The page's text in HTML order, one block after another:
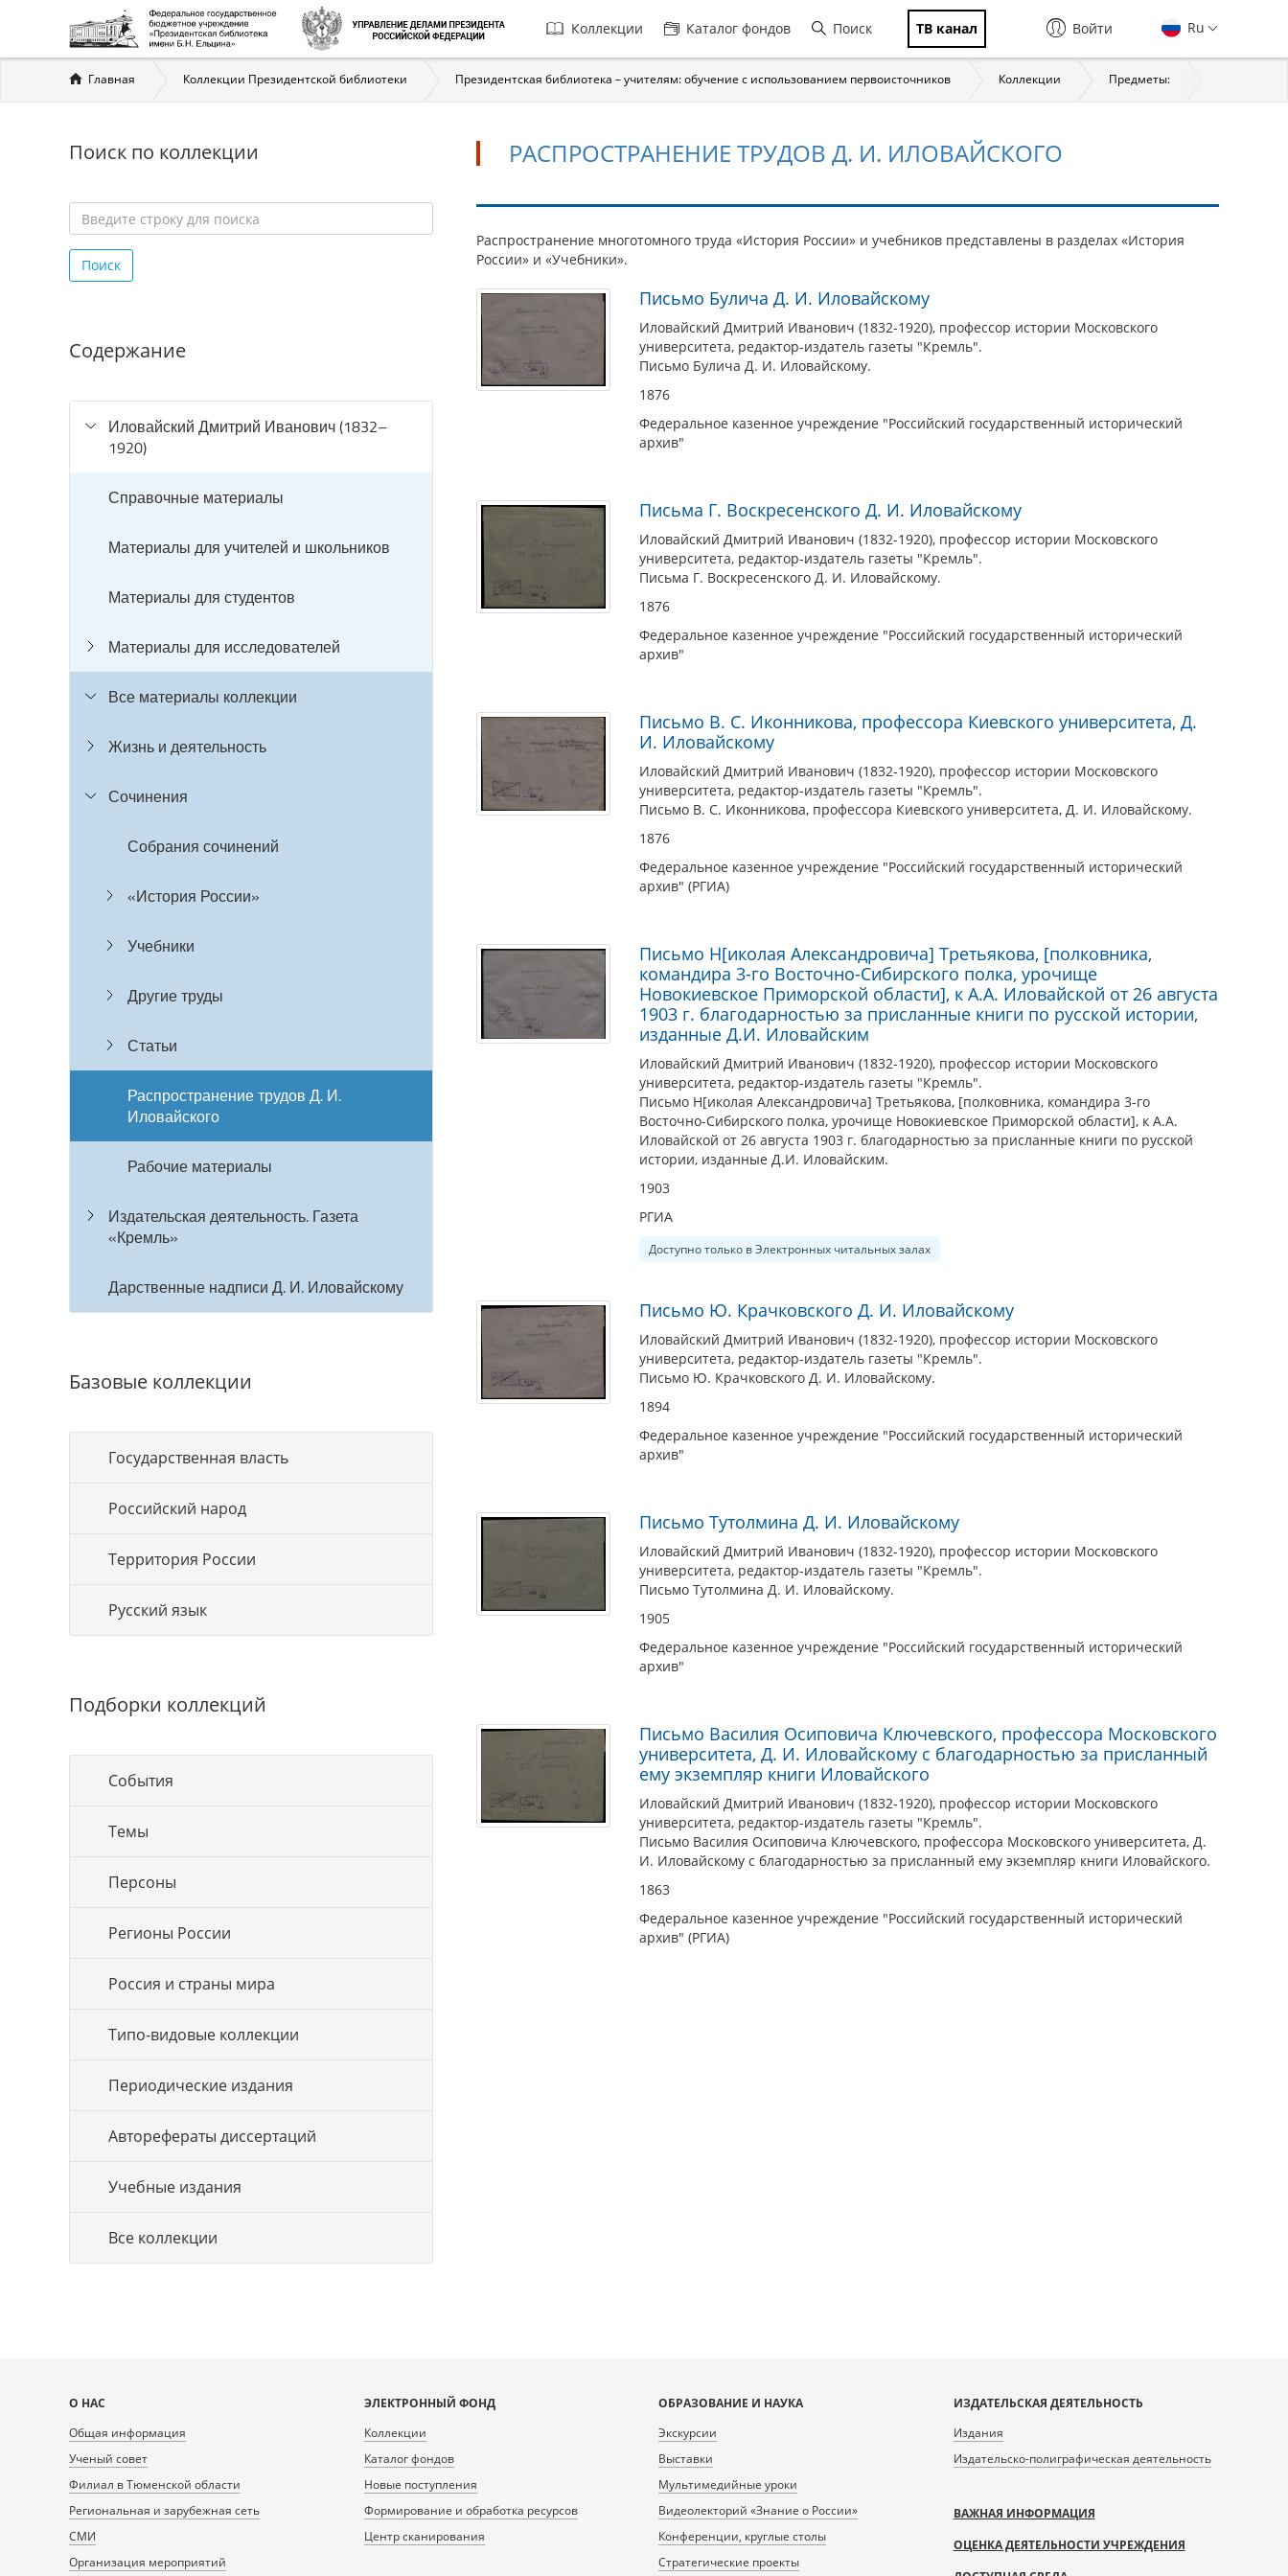
Главная
навигация
Коллекции Каталог фондов Поиск ТВ канал Ru
Войти
Вы
здесь
Главная Коллекции Президентской библиотеки Президентская библиотека – учителям: обучение с использованием первоисточников Коллекции Предметы:
Поиск по коллекции
строку
для
Поиск
Содержание
Иловайский Дмитрий Иванович (1832–
1920)
Справочные материалы
Материалы для учителей и школьников
Материалы для студентов
Материалы для исследователей
Все материалы коллекции
Жизнь и деятельность
Сочинения
Собрания сочинений
«История России»
Учебники
Другие труды
Статьи
Распространение трудов Д. И.
Иловайского
Рабочие материалы
Издательская деятельность. Газета
«Кремль»
Дарственные надписи Д. И. Иловайскому
Базовые коллекции
Государственная власть
Российский народ
Территория России
Русский язык
Подборки коллекций
События
Темы
Персоны
Регионы России
Россия и страны мира
Типо-видовые коллекции
Периодические издания
Авторефераты диссертаций
Учебные издания
Все коллекции
РАСПРОСТРАНЕНИЕ ТРУДОВ Д. И. ИЛОВАЙСКОГО
Распространение
трудов
Д.
И.
Иловайского
Распространение многотомного труда «История России» и учебников представлены в разделах «История
России» и «Учебники».
Письмо Булича Д. И. Иловайскому
Иловайский Дмитрий Иванович (1832-1920), профессор истории Московского
университета, редактор-издатель газеты "Кремль".
Письмо Булича Д. И. Иловайскому.
1876
Федеральное казенное учреждение "Российский государственный исторический
архив"
Письма Г. Воскресенского Д. И. Иловайскому
Иловайский Дмитрий Иванович (1832-1920), профессор истории Московского
университета, редактор-издатель газеты "Кремль".
Письма Г. Воскресенского Д. И. Иловайскому.
1876
Федеральное казенное учреждение "Российский государственный исторический
архив"
Письмо В. С. Иконникова, профессора Киевского университета, Д.
И. Иловайскому
Иловайский Дмитрий Иванович (1832-1920), профессор истории Московского
университета, редактор-издатель газеты "Кремль".
Письмо В. С. Иконникова, профессора Киевского университета, Д. И. Иловайскому.
1876
Федеральное казенное учреждение "Российский государственный исторический
архив" (РГИА)
Письмо Н[иколая Александровича] Третьякова, [полковника,
командира 3-го Восточно-Cибирского полка, урочище
Новокиевское Приморской области], к А.А. Иловайской от 26 августа
1903 г. благодарностью за присланные книги по русской истории,
изданные Д.И. Иловайским
Иловайский Дмитрий Иванович (1832-1920), профессор истории Московского
университета, редактор-издатель газеты "Кремль".
Письмо Н[иколая Александровича] Третьякова, [полковника, командира 3-го
Восточно-Cибирского полка, урочище Новокиевское Приморской области], к А.А.
Иловайской от 26 августа 1903 г. благодарностью за присланные книги по русской
истории, изданные Д.И. Иловайским.
1903
РГИА
Доступно только в Электронных читальных залах
Письмо Ю. Крачковского Д. И. Иловайскому
Иловайский Дмитрий Иванович (1832-1920), профессор истории Московского
университета, редактор-издатель газеты "Кремль".
Письмо Ю. Крачковского Д. И. Иловайскому.
1894
Федеральное казенное учреждение "Российский государственный исторический
архив"
Письмо Тутолмина Д. И. Иловайскому
Иловайский Дмитрий Иванович (1832-1920), профессор истории Московского
университета, редактор-издатель газеты "Кремль".
Письмо Тутолмина Д. И. Иловайскому.
1905
Федеральное казенное учреждение "Российский государственный исторический
архив"
Письмо Василия Осиповича Ключевского, профессора Московского
университета, Д. И. Иловайскому с благодарностью за присланный
ему экземпляр книги Иловайского
Иловайский Дмитрий Иванович (1832-1920), профессор истории Московского
университета, редактор-издатель газеты "Кремль".
Письмо Василия Осиповича Ключевского, профессора Московского университета, Д.
И. Иловайскому с благодарностью за присланный ему экземпляр книги Иловайского.
1863
Федеральное казенное учреждение "Российский государственный исторический
архив" (РГИА)
Карта
сайта
О НАС
Общая информация
Ученый совет
Филиал в Тюменской области
Региональная и зарубежная сеть
СМИ
Организация мероприятий
ЭЛЕКТРОННЫЙ ФОНД
Коллекции
Каталог фондов
Новые поступления
Формирование и обработка ресурсов
Центр сканирования
ОБРАЗОВАНИЕ И НАУКА
Экскурсии
Выставки
Мультимедийные уроки
Видеолекторий «Знание о России»
Конференции, круглые столы
Стратегические проекты
ИЗДАТЕЛЬСКАЯ ДЕЯТЕЛЬНОСТЬ
Издания
Издательско-полиграфическая деятельность
ВАЖНАЯ ИНФОРМАЦИЯ
ОЦЕНКА ДЕЯТЕЛЬНОСТИ УЧРЕЖДЕНИЯ